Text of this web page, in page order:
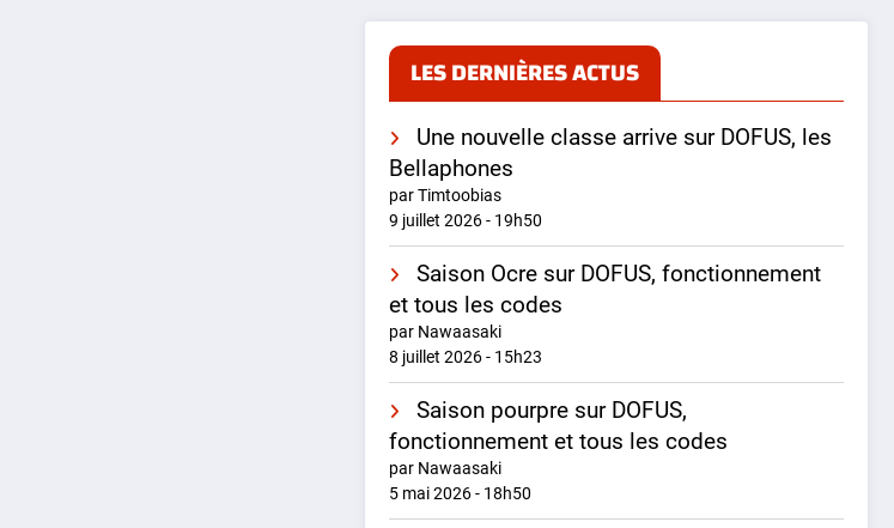
LES DERNIÈRES ACTUS
Une nouvelle classe arrive sur DOFUS, les
Bellaphones
par Timtoobias
9 juillet 2026 - 19h50
Saison Ocre sur DOFUS, fonctionnement
et tous les codes
par Nawaasaki
8 juillet 2026 - 15h23
Saison pourpre sur DOFUS,
fonctionnement et tous les codes
par Nawaasaki
5 mai 2026 - 18h50